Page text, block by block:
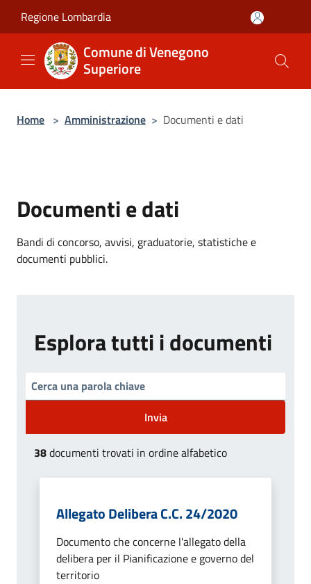
Regione Lombardia
Comune di Venegono
Superiore
Home > Amministrazione > Documenti e dati
Documenti e dati
Bandi di concorso, avvisi, graduatorie, statistiche e
documenti pubblici.
Esplora tutti i documenti
Invia
38documenti trovati in ordine alfabetico
Allegato Delibera C.C. 24/2020
Documento che concerne l'allegato della
delibera per il Pianificazione e governo del
territorio